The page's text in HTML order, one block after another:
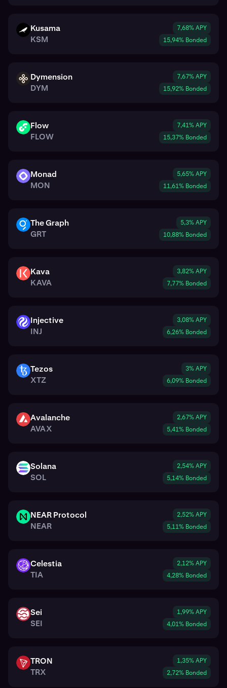
KSM
Kusama
KSM
7,68% APY
15,94% Bonded
DYM
Dymension
DYM
7,67% APY
15,92% Bonded
FLOW
Flow
FLOW
7,41% APY
15,37% Bonded
MON
Monad
MON
5,65% APY
11,61% Bonded
GRT
The Graph
GRT
5,3% APY
10,88% Bonded
KAVA
Kava
KAVA
3,82% APY
7,77% Bonded
INJ
Injective
INJ
3,08% APY
6,26% Bonded
XTZ
Tezos
XTZ
3% APY
6,09% Bonded
AVAX
Avalanche
AVAX
2,67% APY
5,41% Bonded
SOL
Solana
SOL
2,54% APY
5,14% Bonded
NEAR
NEAR Protocol
NEAR
2,52% APY
5,11% Bonded
TIA
Celestia
TIA
2,12% APY
4,28% Bonded
SEI
Sei
SEI
1,99% APY
4,01% Bonded
TRX
TRON
TRX
1,35% APY
2,72% Bonded